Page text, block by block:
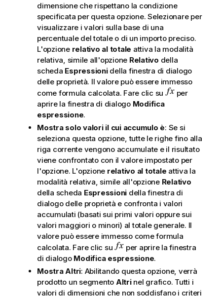
dimensione che rispettano la condizione
specificata per questa opzione. Selezionare per
visualizzare i valori sulla base di una
percentuale del totale o di un importo preciso.
L'opzione relativo al totale attiva la modalità
relativa, simile all'opzione Relativo della
scheda Espressionidella finestra di dialogo
delle proprietà. Il valore può essere immesso
come formula calcolata. Fare clic su
per
aprire la finestra di dialogo Modifica
espressione.
Mostra solo valori il cui accumulo è: Se si
seleziona questa opzione, tutte le righe fino alla
riga corrente vengono accumulate e il risultato
viene confrontato con il valore impostato per
l'opzione. L'opzione relativo al totale attiva la
modalità relativa, simile all'opzione Relativo
della scheda Espressioni della finestra di
dialogo delle proprietà e confronta i valori
accumulati (basati sui primi valori oppure sui
valori maggiori o minori) al totale generale. Il
valore può essere immesso come formula
calcolata. Fare clic su
per aprire la finestra
di dialogo Modifica espressione.
Mostra Altri: Abilitando questa opzione, verrà
prodotto un segmento Altrinel grafico. Tutti i
valori di dimensioni che non soddisfano i criteri